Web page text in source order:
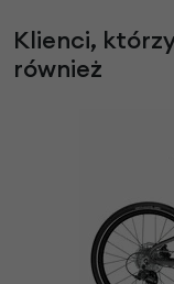
Klienci,
również